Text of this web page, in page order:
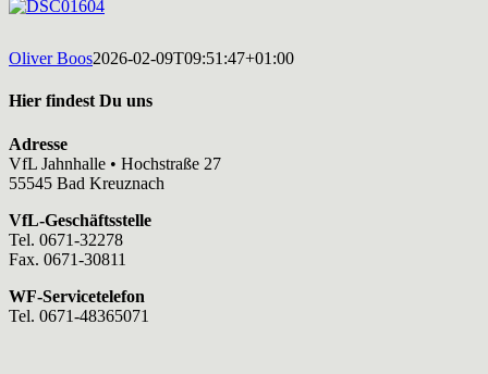
Oliver Boos2026-02-09T09:51:47+01:00
Hier findest Du uns
Adresse
VfL Jahnhalle • Hochstraße 27
55545 Bad Kreuznach
VfL-Geschäftsstelle
Tel. 0671-32278
Fax. 0671-30811
WF-Servicetelefon
Tel. 0671-48365071